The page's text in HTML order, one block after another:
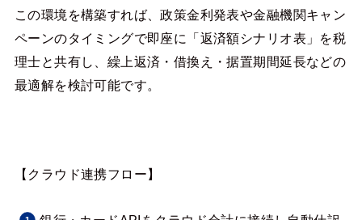
この環境を構築すれば、政策金利発表や金融機関キャン
ペーンのタイミングで即座に「返済額シナリオ表」を税
理士と共有し、繰上返済・借換え・据置期間延長などの
最適解を検討可能です。
【クラウド連携フロー】